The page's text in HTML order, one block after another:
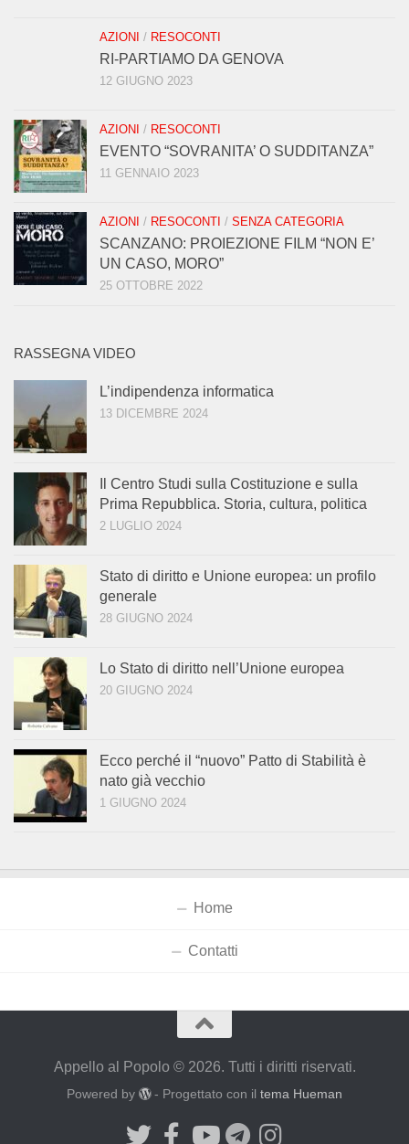
AZIONI / RESOCONTI
RI-PARTIAMO DA GENOVA
12 GIUGNO 2023
AZIONI / RESOCONTI
EVENTO “SOVRANITA’ O SUDDITANZA”
11 GENNAIO 2023
AZIONI / RESOCONTI / SENZA CATEGORIA
SCANZANO: PROIEZIONE FILM “NON E’
UN CASO, MORO”
25 OTTOBRE 2022
RASSEGNA VIDEO
L’indipendenza informatica
13 DICEMBRE 2024
Il Centro Studi sulla Costituzione e sulla
Prima Repubblica. Storia, cultura, politica
2 LUGLIO 2024
Stato di diritto e Unione europea: un profilo
generale
28 GIUGNO 2024
Lo Stato di diritto nell’Unione europea
20 GIUGNO 2024
Ecco perché il “nuovo” Patto di Stabilità è
nato già vecchio
1 GIUGNO 2024
Home
Contatti
Appello al Popolo © 2026. Tutti i diritti riservati.
Powered by - Progettato con iltema Hueman